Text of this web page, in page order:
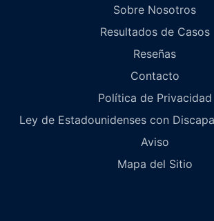
Sobre Nosotros
Resultados de Casos
Reseñas
Contacto
Política de Privacidad
Ley de Estadounidenses con
Aviso
Mapa del Sitio